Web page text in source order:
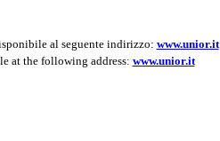
al seguente indirizzo: www.unior.it
at the following address: www.unior.it